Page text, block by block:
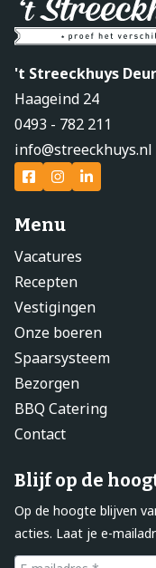
't Streeckhuys
Haageind 24
0493 - 782 211
info@streeckhuys.nl
Menu
Vacatures
Recepten
Vestigingen
Onze boeren
Spaarsysteem
Bezorgen
BBQ Catering
Contact
Blijf op de
Op de hoogte blijven
acties. Laat je e-